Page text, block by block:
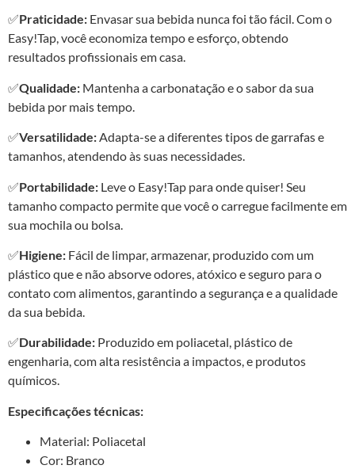
✅Praticidade: Envasar sua bebida nunca foi tão fácil. Com o
Easy!Tap, você economiza tempo e esforço, obtendo
resultados profissionais em casa.
✅Qualidade: Mantenha a carbonatação e o sabor da sua
bebida por mais tempo.
✅Versatilidade:Adapta-se a diferentes tipos de garrafas e
tamanhos, atendendo às suas necessidades.
✅Portabilidade: Leve o Easy!Tap para onde quiser! Seu
tamanho compacto permite que você o carregue facilmente em
sua mochila ou bolsa.
✅Higiene: Fácil de limpar, armazenar, produzido com um
plástico que e não absorve odores, atóxico e seguro para o
contato com alimentos, garantindo a segurança e a qualidade
da sua bebida.
✅Durabilidade: Produzido em poliacetal, plástico de
engenharia, com alta resistência a impactos, e produtos
químicos.
Especificações técnicas:
Material: Poliacetal
Cor: Branco